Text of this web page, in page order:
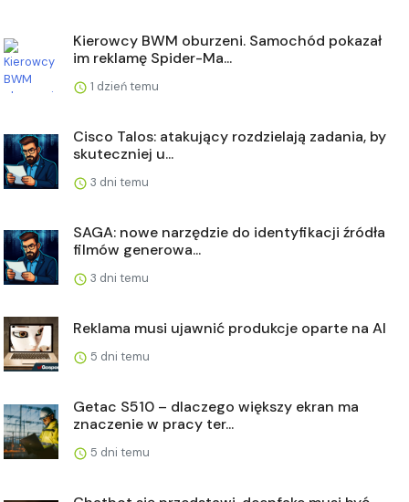
Kierowcy BWM oburzeni. Samochód pokazał
im reklamę Spider-Ma...
1 dzień temu
Cisco Talos: atakujący rozdzielają zadania, by
skuteczniej u...
3 dni temu
SAGA: nowe narzędzie do identyfikacji źródła
filmów generowa...
3 dni temu
Reklama musi ujawnić produkcje oparte na AI
5 dni temu
Getac S510 – dlaczego większy ekran ma
znaczenie w pracy ter...
5 dni temu